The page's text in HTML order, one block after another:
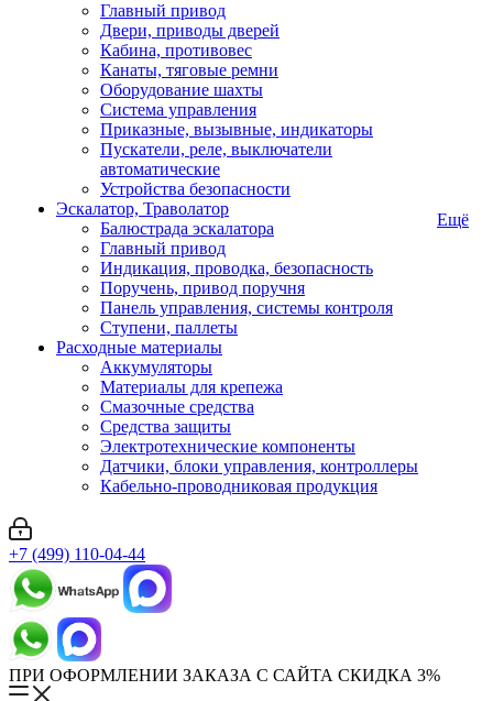
Главный привод
Двери, приводы дверей
Кабина, противовес
Канаты, тяговые ремни
Оборудование шахты
Система управления
Приказные, вызывные, индикаторы
Пускатели, реле, выключатели
автоматические
Устройства безопасности
Эскалатор, Траволатор
Балюстрада эскалатора
Главный привод
Индикация, проводка, безопасность
Поручень, привод поручня
Панель управления, системы контроля
Ступени, паллеты
Расходные материалы
Аккумуляторы
Материалы для крепежа
Смазочные средства
Средства защиты
Электротехнические компоненты
Датчики, блоки управления, контроллеры
Кабельно-проводниковая продукция
Ещё
+7 (499) 110-04-44
ПРИ ОФОРМЛЕНИИ ЗАКАЗА С САЙТА СКИДКА 3%